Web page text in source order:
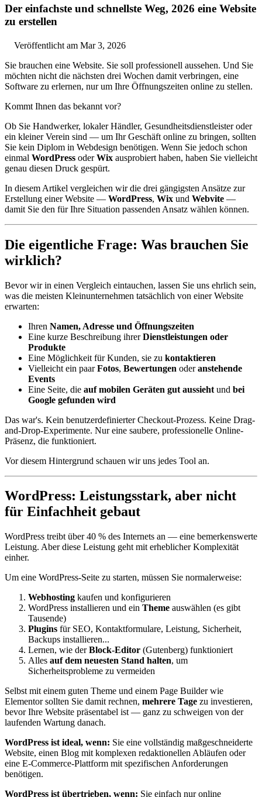
Der einfachste und schnellste Weg, 2026 eine Website
zu erstellen
Veröffentlicht am Mar 3, 2026
Sie brauchen eine Website. Sie soll professionell aussehen. Und Sie
möchten nicht die nächsten drei Wochen damit verbringen, eine
Software zu erlernen, nur um Ihre Öffnungszeiten online zu stellen.
Kommt Ihnen das bekannt vor?
Ob Sie Handwerker, lokaler Händler, Gesundheitsdienstleister oder
ein kleiner Verein sind — um Ihr Geschäft online zu bringen, sollten
Sie kein Diplom in Webdesign benötigen. Wenn Sie jedoch schon
einmal WordPress oderWix ausprobiert haben, haben Sie vielleicht
genau diesen Druck gespürt.
In diesem Artikel vergleichen wir die drei gängigsten Ansätze zur
Erstellung einer Website — WordPress, Wix und Webvite —
damit Sie den für Ihre Situation passenden Ansatz wählen können.
Die eigentliche Frage: Was brauchen Sie
wirklich?
Bevor wir in einen Vergleich eintauchen, lassen Sie uns ehrlich sein,
was die meisten Kleinunternehmen tatsächlich von einer Website
erwarten:
Ihren Namen, Adresse und Öffnungszeiten
Eine kurze Beschreibung ihrerDienstleistungen oder
Produkte
Eine Möglichkeit für Kunden, sie zu kontaktieren
Vielleicht ein paarFotos, Bewertungen oderanstehende
Events
Eine Seite, die auf mobilen Geräten gut aussieht und bei
Google gefunden wird
Das war's. Kein benutzerdefinierter Checkout-Prozess. Keine Drag-
and-Drop-Experimente. Nur eine saubere, professionelle Online-
Präsenz, die funktioniert.
Vor diesem Hintergrund schauen wir uns jedes Tool an.
WordPress: Leistungsstark, aber nicht
für Einfachheit gebaut
WordPress treibt über 40 % des Internets an — eine bemerkenswerte
Leistung. Aber diese Leistung geht mit erheblicher Komplexität
einher.
Um eine WordPress-Seite zu starten, müssen Sie normalerweise:
Webhosting kaufen und konfigurieren
WordPress installieren und ein Theme auswählen (es gibt
Tausende)
Plugins für SEO, Kontaktformulare, Leistung, Sicherheit,
Backups installieren...
Lernen, wie derBlock-Editor (Gutenberg) funktioniert
Alles auf dem neuesten Stand halten, um
Sicherheitsprobleme zu vermeiden
Selbst mit einem guten Theme und einem Page Builder wie
Elementor sollten Sie damit rechnen, mehrere Tage zu investieren,
bevor Ihre Website präsentabel ist — ganz zu schweigen von der
laufenden Wartung danach.
WordPress ist ideal, wenn: Sie eine vollständig maßgeschneiderte
Website, einen Blog mit komplexen redaktionellen Abläufen oder
eine E-Commerce-Plattform mit spezifischen Anforderungen
benötigen.
WordPress ist übertrieben, wenn: Sie einfach nur online